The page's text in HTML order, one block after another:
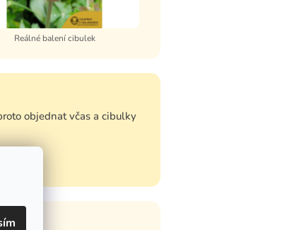
Reálné balení cibulek
objednat včas a cibulky